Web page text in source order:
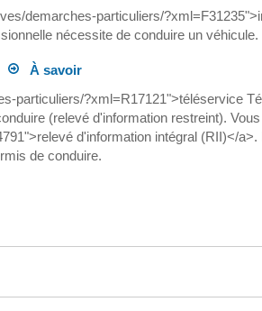
demarches-particuliers/
nécessite de conduire un véhicule.
À savoir
particuliers/?xml=R17121">téléservice
(relevé d'information restreint).
d'information intégral (RII)</
de conduire.